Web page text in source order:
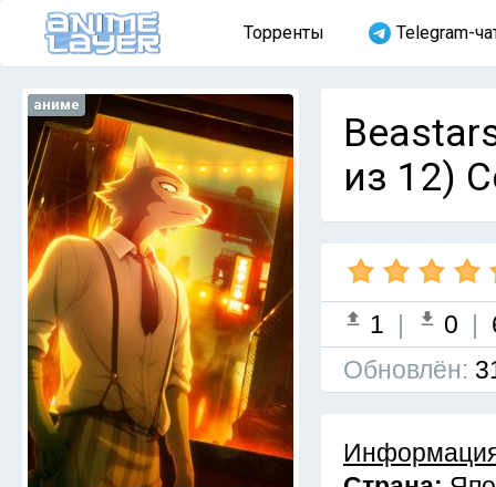
Торренты Telegram-
аниме
из 12)
1 | 0 |
Обновлён: